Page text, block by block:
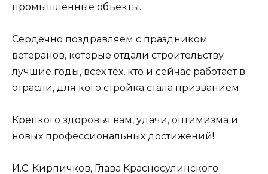
промышленные объекты.
Сердечно поздравляем с праздником
ветеранов, которые отдали строительству
лучшие годы, всех тех, кто и сейчас работает в
отрасли, для кого стройка стала призванием.
Крепкого здоровья вам, удачи, оптимизма и
новых профессиональных достижений!
И.С. Кирпичков, Глава Красносулинского